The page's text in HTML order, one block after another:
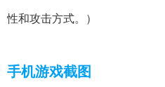
性和攻击方式。）
手机游戏截图